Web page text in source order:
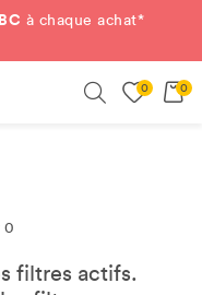
à chaque achat*
0 0
0
filtres actifs.